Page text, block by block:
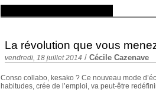
La révolution que vous
vendredi, 18 juillet 2014 / Cécile Cazenave
Conso collabo, kesako ? Ce nouveau mode
habitudes, crée de l’emploi, va peut-être